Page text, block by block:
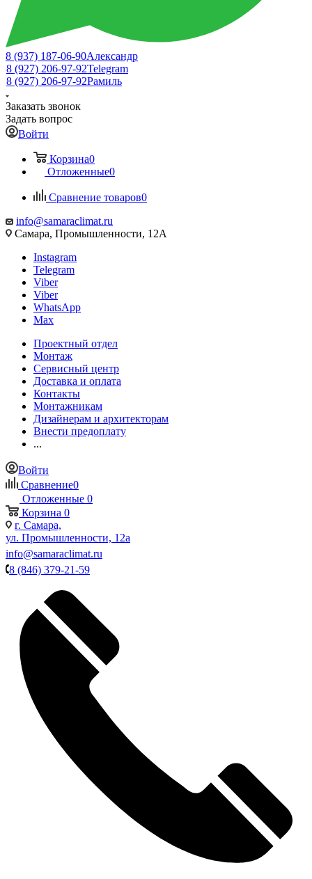
8 (937) 187-06-90Александр
8 (927) 206-97-92Telegram
8 (927) 206-97-92Рамиль
Заказать звонок
Задать вопрос
Войти
Корзина0
Отложенные0
Сравнение товаров0
info@samaraclimat.ru
Самара, Промышленности, 12А
Instagram
Telegram
Viber
Viber
WhatsApp
Max
Проектный отдел
Монтаж
Сервисный центр
Доставка и оплата
Контакты
Монтажникам
Дизайнерам и архитекторам
Внести предоплату
...
Войти
Сравнение0
Отложенные 0
Корзина 0
г. Самара,
ул. Промышленности, 12а
info@samaraclimat.ru
8 (846) 379-21-59